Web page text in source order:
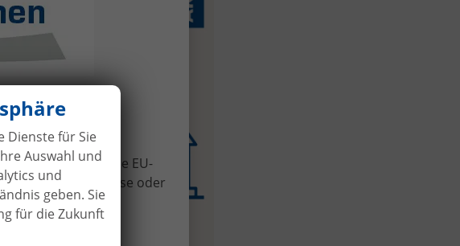
Dienste für Sie
Auswahl und
und
geben. Sie
für die Zukunft
Sicherheit und
Viele EU-
eine teilweise oder
Weg – aus